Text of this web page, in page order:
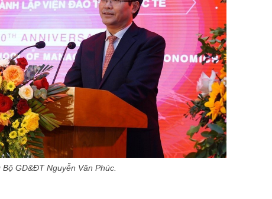
GD&ĐT Nguyễn Văn Phúc.